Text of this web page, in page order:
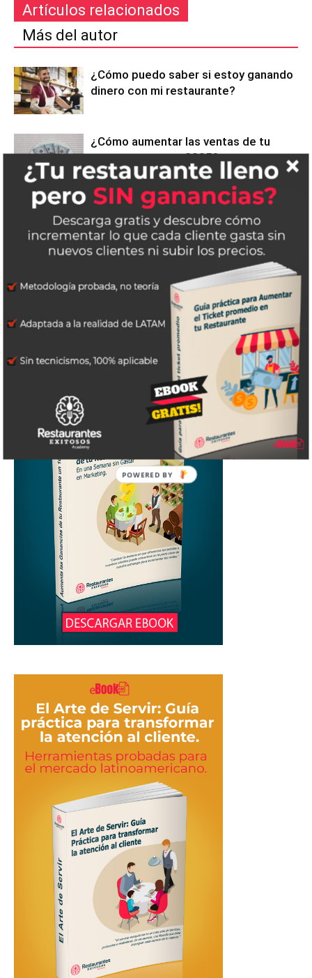
Artículos relacionados
Más del autor
¿Cómo puedo saber si estoy ganando
dinero con mi restaurante?
¿Cómo aumentar las ventas de tu
restaurante este 2025?
E-Learning: La Solución a la Alta
Rotación de Empleados en
Restaurantes